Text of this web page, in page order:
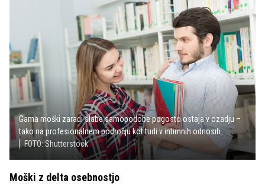
Gama moški zaradi slabe samopodobe pogosto ostaja v ozadju –
tako na profesionalnem področju kot tudi v intimnih odnosih.
FOTO: Shutterstock
Moški z delta osebnostjo